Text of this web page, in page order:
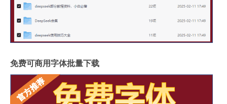
免费可商用字体批量下载